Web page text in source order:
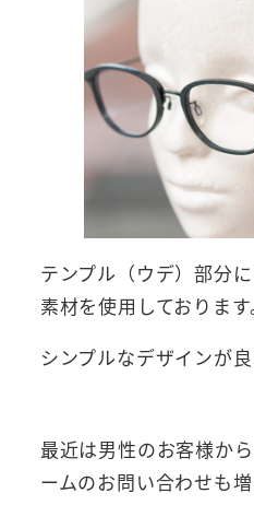
テンプル（ウデ）部分
素材を使用しております
シンプルなデザインが良
最近は男性のお客様か
ームのお問い合わせも